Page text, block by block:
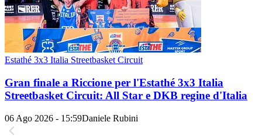
Estathé 3x3 Italia Streetbasket Circuit
Gran finale a Riccione per l'Estathé 3x3 Italia
Streetbasket Circuit: All Star e DKB regine d'Italia
06 Ago 2026 - 15:59Daniele Rubini